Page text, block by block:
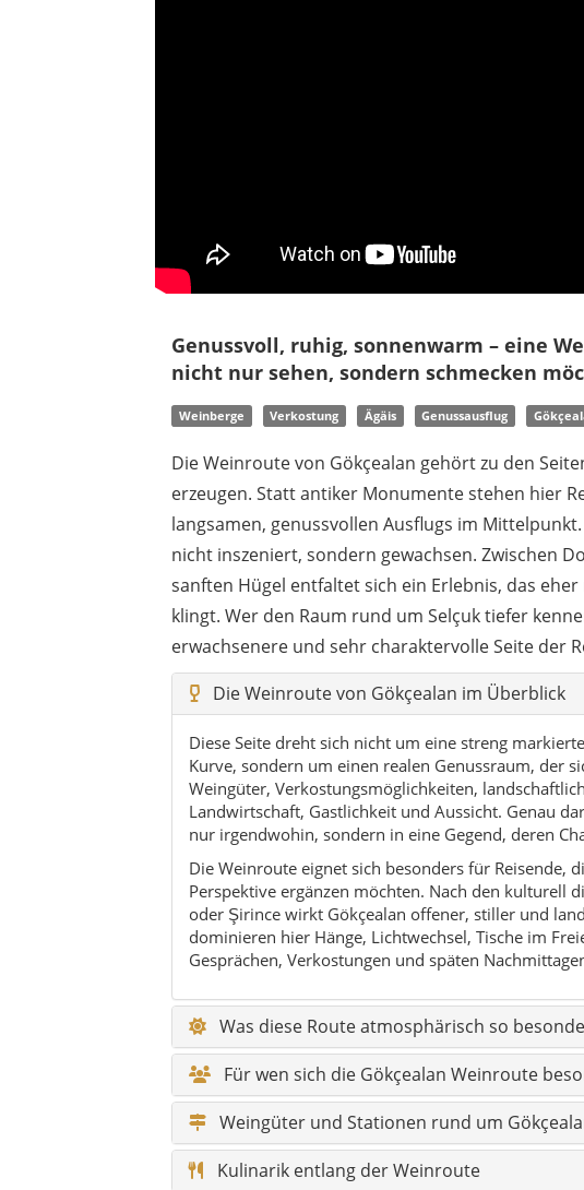
Genussvoll, ruhig, sonnenwarm – eine
nicht nur sehen, sondern schmecken
Weinberge Verkostung Ägäis Genussausflug
Die Weinroute von Gökçealan gehört zu den
erzeugen. Statt antiker Monumente stehen hier
langsamen, genussvollen Ausflugs im
nicht inszeniert, sondern gewachsen. Zwischen
sanften Hügel entfaltet sich ein Erlebnis, das
klingt. Wer den Raum rund um Selçuk tiefer
erwachsenere und sehr charaktervolle Seite der
Die Weinroute von Gökçealan im Überblick
Diese Seite dreht sich nicht um eine streng
Kurve, sondern um einen realen Genussraum, der
Weingüter, Verkostungsmöglichkeiten,
Landwirtschaft, Gastlichkeit und Aussicht. Genau
nur irgendwohin, sondern in eine Gegend, deren
Die Weinroute eignet sich besonders für Reisende,
Perspektive ergänzen möchten. Nach den kulturell
oder Şirince wirkt Gökçealan offener, stiller und
dominieren hier Hänge, Lichtwechsel, Tische im
Gesprächen, Verkostungen und späten
Was diese Route atmosphärisch so
Für wen sich die Gökçealan Weinroute
Weingüter und Stationen rund um
Kulinarik entlang der Weinroute